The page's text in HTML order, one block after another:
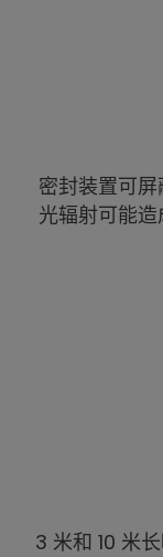
密封装置可
光辐射可能
3 米和 10 米